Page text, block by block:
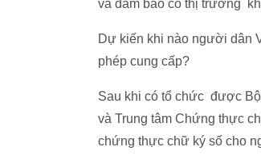
và đảm bảo có thị trường
Dự kiến khi nào người dân
phép cung cấp?
Sau khi có tổ chức được
và Trung tâm Chứng thực
chứng thực chữ ký số cho